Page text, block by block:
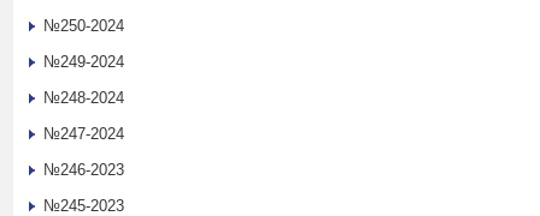
№250-2024
№249-2024
№248-2024
№247-2024
№246-2023
№245-2023